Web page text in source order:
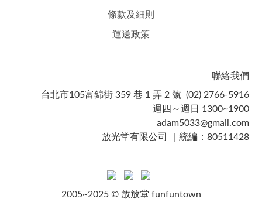
條款及細則
運送政策
聯絡我們
台北市105富錦街 359 巷 1 弄 2 號 (02) 2766-5916
週四～週日 1300~1900
adam5033@gmail.com
放光堂有限公司 ｜統編：80511428
2005~2025 © 放放堂 funfuntown